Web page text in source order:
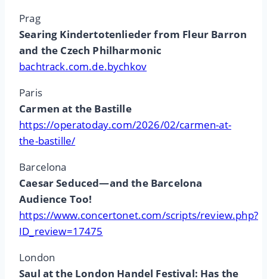
Prag
Searing Kindertotenlieder from Fleur Barron
and the Czech Philharmonic
bachtrack.com.de.bychkov
Paris
Carmen at the Bastille
https://operatoday.com/2026/02/carmen-at-
the-bastille/
Barcelona
Caesar Seduced—and the Barcelona
Audience Too!
https://www.concertonet.com/scripts/review.php?
ID_review=17475
London
Saul at the London Handel Festival: Has the